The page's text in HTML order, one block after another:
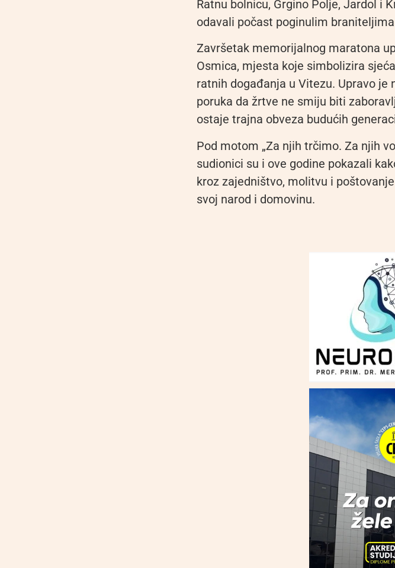
Ratnu bolnicu, Grgino Polje, Jardol i
odavali počast poginulim
Završetak memorijalnog maratona
Osmica, mjesta koje simbolizira
ratnih događanja u Vitezu. Upravo
poruka da žrtve ne smiju biti
ostaje trajna obveza budućih
Pod motom „Za njih trčimo. Za njih
sudionici su i ove godine pokazali
kroz zajedništvo, molitvu i
svoj narod i domovinu.